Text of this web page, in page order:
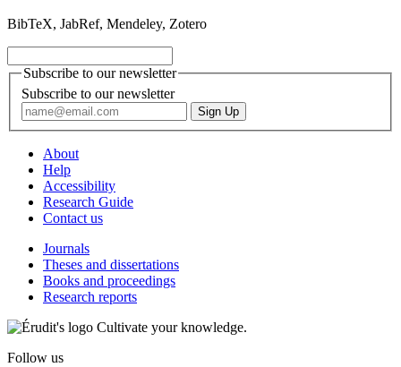
BibTeX, JabRef, Mendeley, Zotero
Subscribe to our newsletter
Subscribe to our newsletter
About
Help
Accessibility
Research Guide
Contact us
Journals
Theses and dissertations
Books and proceedings
Research reports
Cultivate your knowledge.
Follow us